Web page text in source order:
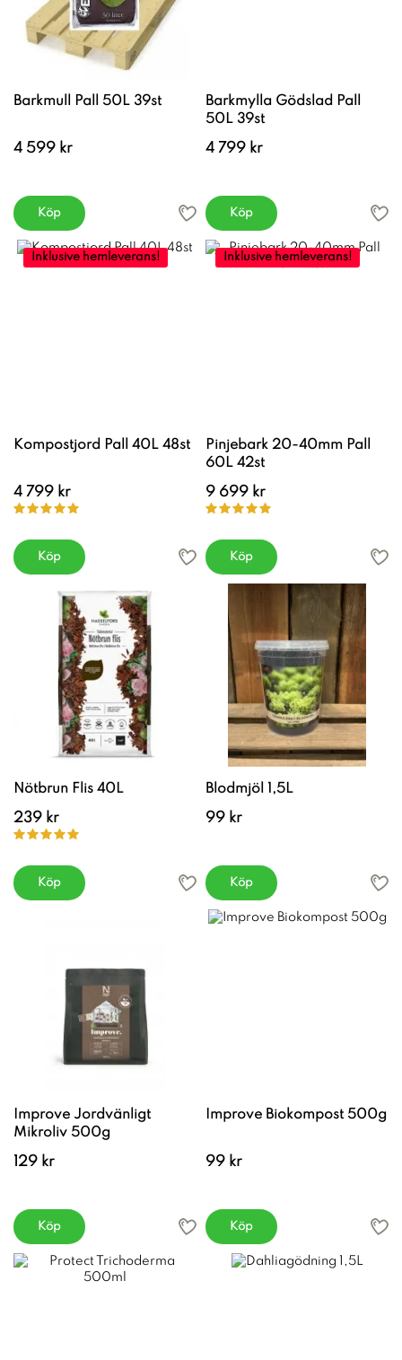
Barkmull Pall 50L 39st
4 599 kr
Köp
Barkmylla Gödslad Pall
50L 39st
4 799 kr
Köp
Inklusive hemleverans!
Kompostjord Pall 40L 48st
4 799 kr
Köp
Inklusive hemleverans!
Pinjebark 20-40mm Pall
60L 42st
9 699 kr
Köp
Nötbrun Flis 40L
239 kr
Köp
Blodmjöl 1,5L
99 kr
Köp
Improve Jordvänligt
Mikroliv 500g
129 kr
Köp
Improve Biokompost 500g
99 kr
Köp